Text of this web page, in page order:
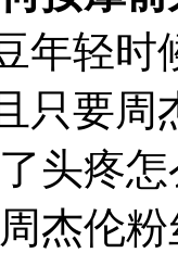
年轻时
只要
头疼
杰伦